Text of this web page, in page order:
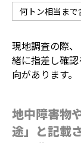
何トン相当まで
現地調査の際
緒に指差し確
向があります。
地中障害物
途」と記載